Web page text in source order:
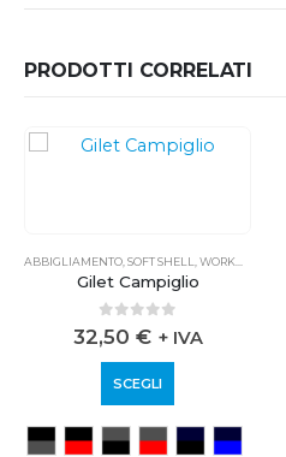
PRODOTTI CORRELATI
ABBIGLIAMENTO SOFT SHELL WORKWEAR
Gilet Campiglio
0out of 5
32,50 € + IVA
SCEGLI